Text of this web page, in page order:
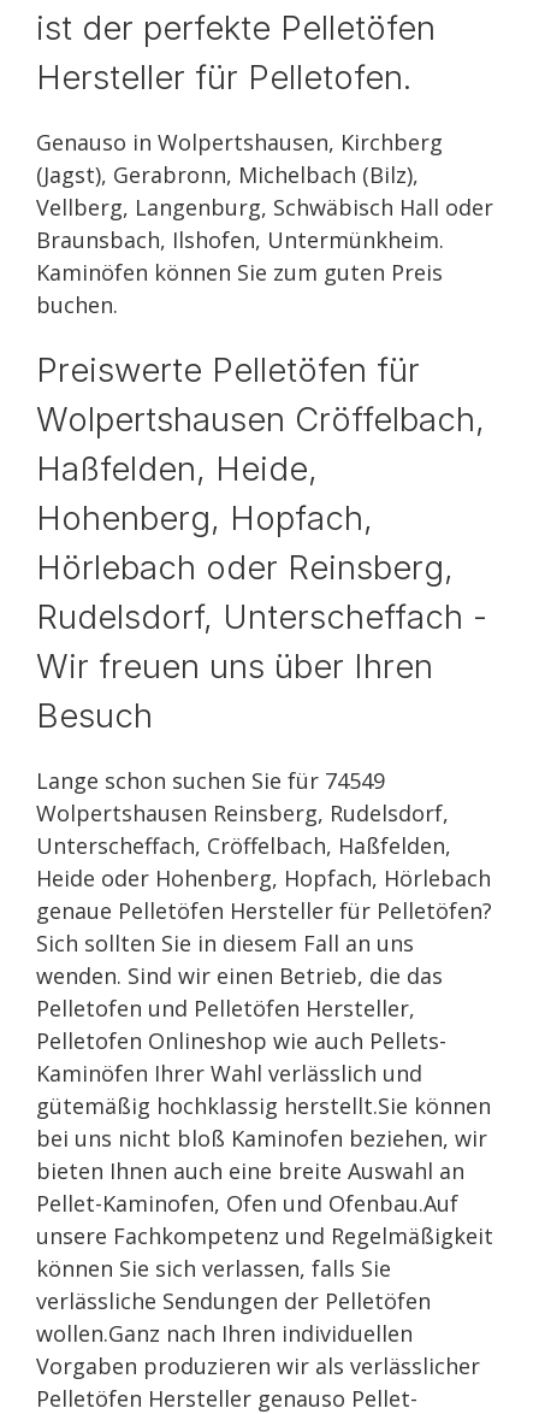
ist der perfekte Pelletöfen
Hersteller für Pelletofen.
Genauso in Wolpertshausen, Kirchberg
(Jagst), Gerabronn, Michelbach (Bilz),
Vellberg, Langenburg, Schwäbisch Hall oder
Braunsbach, Ilshofen, Untermünkheim.
Kaminöfen können Sie zum guten Preis
buchen.
Preiswerte Pelletöfen für
Wolpertshausen Cröffelbach,
Haßfelden, Heide,
Hohenberg, Hopfach,
Hörlebach oder Reinsberg,
Rudelsdorf, Unterscheffach -
Wir freuen uns über Ihren
Besuch
Lange schon suchen Sie für 74549
Wolpertshausen Reinsberg, Rudelsdorf,
Unterscheffach, Cröffelbach, Haßfelden,
Heide oder Hohenberg, Hopfach, Hörlebach
genaue Pelletöfen Hersteller für Pelletöfen?
Sich sollten Sie in diesem Fall an uns
wenden. Sind wir einen Betrieb, die das
Pelletofen und Pelletöfen Hersteller,
Pelletofen Onlineshop wie auch Pellets-
Kaminöfen Ihrer Wahl verlässlich und
gütemäßig hochklassig herstellt.Sie können
bei uns nicht bloß Kaminofen beziehen, wir
bieten Ihnen auch eine breite Auswahl an
Pellet-Kaminofen, Ofen und Ofenbau.Auf
unsere Fachkompetenz und Regelmäßigkeit
können Sie sich verlassen, falls Sie
verlässliche Sendungen der Pelletöfen
wollen.Ganz nach Ihren individuellen
Vorgaben produzieren wir als verlässlicher
Pelletöfen Hersteller genauso Pellet-